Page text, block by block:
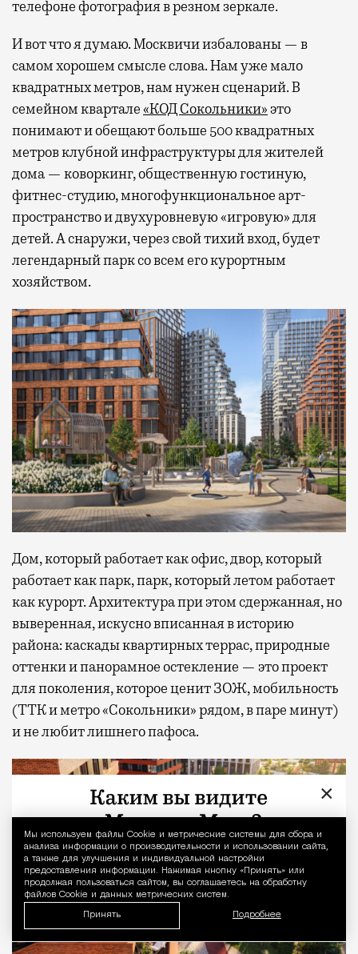
Уведомление
Мы используем файлы Сookie и метрические системы для сбора и
анализа информации о производительности и использовании сайта,
а также для улучшения и индивидуальной настройки
предоставления информации. Нажимая кнопку «Принять» или
продолжая пользоваться сайтом, вы соглашаетесь на обработку
файлов Cookie и данных метрических систем.
Принять Подробнее
телефоне фотография в резном зеркале.
И вот что я думаю. Москвичи избалованы — в
самом хорошем смысле слова. Нам уже мало
квадратных метров, нам нужен сценарий. В
семейном квартале«КОД Сокольники»это
понимают и обещают больше 500 квадратных
метров клубной инфраструктуры для жителей
дома — коворкинг, общественную гостиную,
фитнес-студию, многофункциональное арт-
пространство и двухуровневую «игровую» для
детей. А снаружи, через свой тихий вход, будет
легендарный парк со всем его курортным
хозяйством.
Дом, который работает как офис, двор, который
работает как парк, парк, который летом работает
как курорт. Архитектура при этом сдержанная, но
выверенная, искусно вписанная в историю
района: каскады квартирных террас, природные
оттенки и панорамное остекление — это проект
для поколения, которое ценит ЗОЖ, мобильность
(ТТК и метро «Сокольники» рядом, в паре минут)
и не любит лишнего пафоса.
×